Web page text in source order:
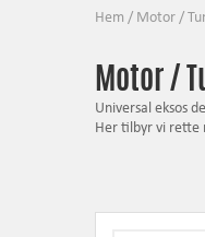
Hem / Motor /
Motor /
Universal eksos
Her tilbyr vi rette